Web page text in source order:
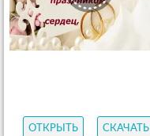
ОТКРЫТЬ СКАЧАТЬ